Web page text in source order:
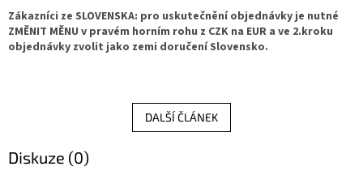
knížek
Růžence
Zákazníci ze SLOVENSKA: pro uskutečnění objednávky je nutné
ZMĚNIT MĚNU v pravém horním rohu z CZK na EUR a ve 2.kroku
objednávky zvolit jako zemi doručení Slovensko.
DALŠÍ ČLÁNEK
Diskuze (0)